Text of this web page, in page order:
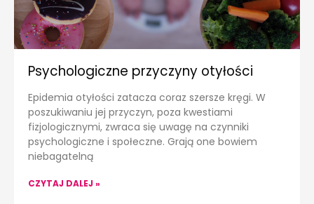
Psychologiczne przyczyny otyłości
Epidemia otyłości zatacza coraz szersze kręgi. W
poszukiwaniu jej przyczyn, poza kwestiami
fizjologicznymi, zwraca się uwagę na czynniki
psychologiczne i społeczne. Grają one bowiem
niebagatelną
CZYTAJ DALEJ »